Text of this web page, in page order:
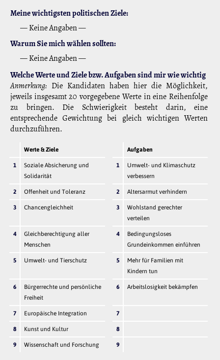
Meine wichtigsten politischen Ziele:
— Keine Angaben —
Warum Sie mich wählen sollten:
— Keine Angaben —
Welche Werte und Ziele bzw. Aufgaben sind mir wie wichtig
Anmerkung: Die Kandidaten haben hier die Möglichkeit,
jeweils insgesamt 20 vorgegebene Werte in eine Reihenfolge
zu bringen. Die Schwierigkeit besteht darin, eine
entsprechende Gewichtung bei gleich wichtigen Werten
durchzuführen.
Werte & Ziele Aufgaben
1
Soziale Absicherung und
Solidarität
1
Umwelt- und Klimaschutz
verbessern
2 Offenheit und Toleranz 2 Altersarmut verhindern
3 Chancengleichheit 3
Wohlstand gerechter
verteilen
4
Gleichberechtigung aller
Menschen
4
Bedingungsloses
Grundeinkommen einführen
5 Umwelt- und Tierschutz 5
Mehr für Familien mit
Kindern tun
6
Bürgerrechte und persönliche
Freiheit
6 Arbeitslosigkeit bekämpfen
7 Europäische Integration 7
8 Kunst und Kultur 8
9 Wissenschaft und Forschung 9